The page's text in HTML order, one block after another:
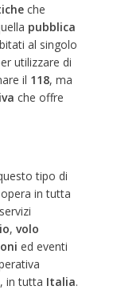
che
pubblica
al singolo
utilizzare di
il 118, ma
che offre
tipo di
in tutta
, volo
ed eventi
, in tutta Italia.